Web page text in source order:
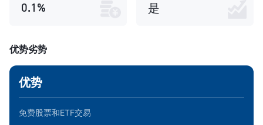
0.1% 是
优势劣势
优势
免费股票和ETF交易